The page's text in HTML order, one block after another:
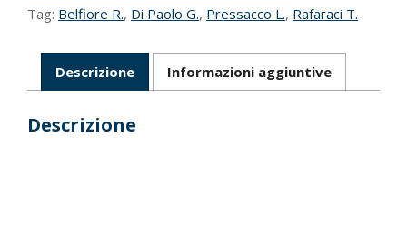
Tag: Belfiore R., Di Paolo G., Pressacco L., Rafaraci T.
Descrizione Informazioni aggiuntive
Descrizione